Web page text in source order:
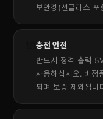
보안경(선글라스
충전 안전
반드시 정격 출력
사용하십시오. 비정
되며 보증 제외됩니